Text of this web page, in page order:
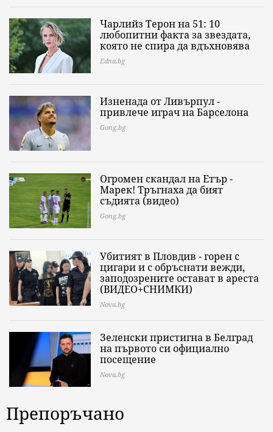
Чарлийз Терон на 51: 10
любопитни факта за звездата,
която не спира да вдъхновява
Edna.bg
Изненада от Ливърпул -
привлече играч на Барселона
Gong.bg
Огромен скандал на Етър -
Марек! Тръгнаха да бият
съдията (видео)
Gong.bg
Убитият в Пловдив - горен с
цигари и с обръснати вежди,
заподозрените остават в ареста
(ВИДЕО+СНИМКИ)
Nova.bg
Зеленски пристигна в Белград
на първото си официално
посещение
Nova.bg
Препоръчано